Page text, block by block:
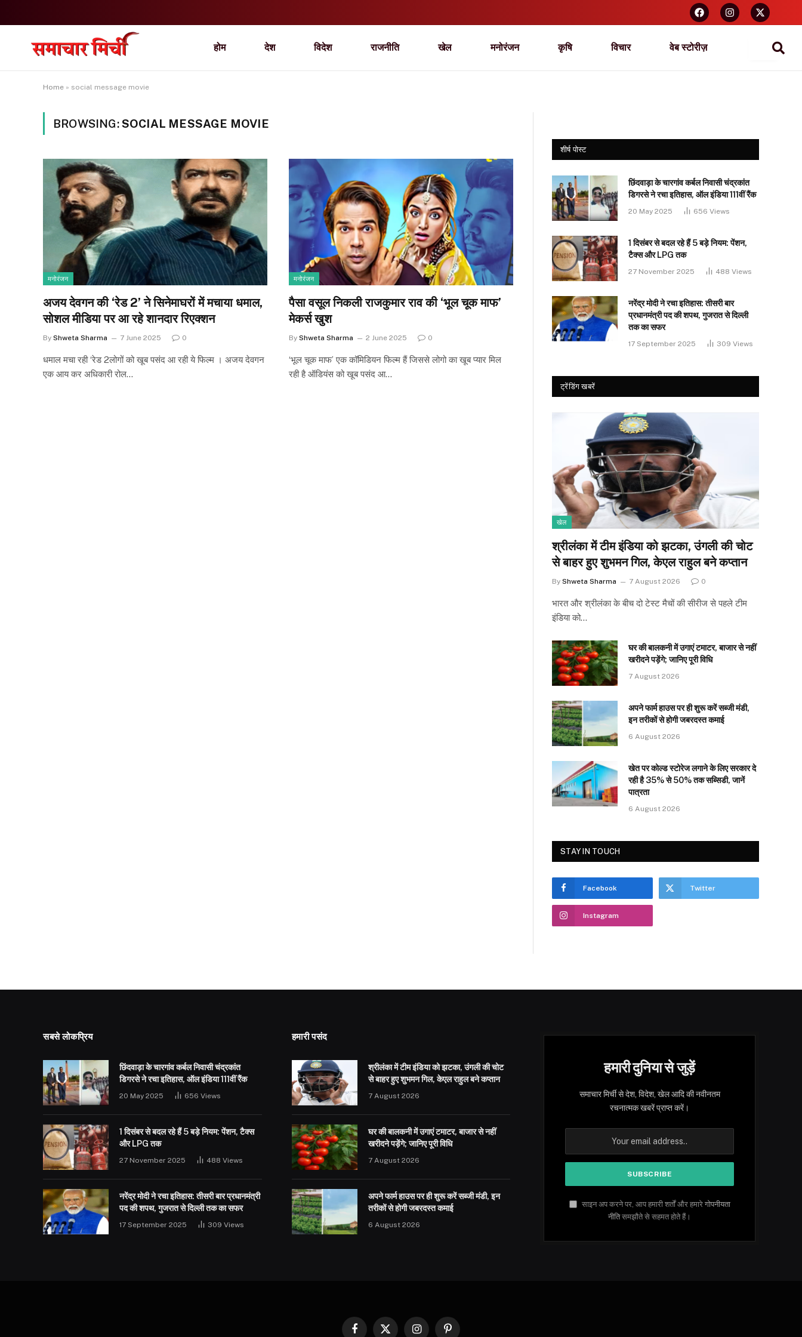
होम देश विदेश राजनीति खेल मनोरंजन कृषि विचार वेब स्टोरीज़
Home » social message movie
BROWSING:SOCIAL MESSAGE MOVIE
मनोरंजन
अजय देवगन की ‘रेड 2’ ने सिनेमाघरों में मचाया धमाल,
सोशल मीडिया पर आ रहे शानदार रिएक्शन
By Shweta Sharma 7 June 2025 0
धमाल मचा रही ‘रेड 2लोगों को खूब पसंद आ रही ये फिल्म । अजय देवगन
एक आय कर अधिकारी रोल…
मनोरंजन
पैसा वसूल निकली राजकुमार राव की ‘भूल चूक माफ’
मेकर्स खुश
By Shweta Sharma 2 June 2025 0
‘भूल चूक माफ’ एक कॉमिडियन फिल्म हैं जिससे लोगो का खूब प्यार मिल
रही है ऑडियंस को खूब पसंद आ…
शीर्ष पोस्ट
छिंदवाड़ा के चारगांव कर्बल निवासी चंद्रकांत
डिगरसे ने रचा इतिहास, ऑल इंडिया 111वीं रैंक
20 May 2025 656 Views
1 दिसंबर से बदल रहे हैं 5 बड़े नियम: पेंशन,
टैक्स और LPG तक
27 November 2025 488 Views
नरेंद्र मोदी ने रचा इतिहास: तीसरी बार
प्रधानमंत्री पद की शपथ, गुजरात से दिल्ली
तक का सफर
17 September 2025 309 Views
ट्रेंडिंग खबरें
खेल
श्रीलंका में टीम इंडिया को झटका, उंगली की चोट
से बाहर हुए शुभमन गिल, केएल राहुल बने कप्तान
By Shweta Sharma 7 August 2026 0
भारत और श्रीलंका के बीच दो टेस्ट मैचों की सीरीज से पहले टीम
इंडिया को…
घर की बालकनी में उगाएं टमाटर, बाजार से नहीं
खरीदने पड़ेंगे; जानिए पूरी विधि
7 August 2026
अपने फार्म हाउस पर ही शुरू करें सब्जी मंडी,
इन तरीकों से होगी जबरदस्त कमाई
6 August 2026
खेत पर कोल्ड स्टोरेज लगाने के लिए सरकार दे
रही है 35% से 50% तक सब्सिडी, जानें
पात्रता
6 August 2026
STAY IN TOUCH
Facebook Twitter
Instagram
सबसे लोकप्रिय
छिंदवाड़ा के चारगांव कर्बल निवासी चंद्रकांत
डिगरसे ने रचा इतिहास, ऑल इंडिया 111वीं रैंक
20 May 2025 656 Views
1 दिसंबर से बदल रहे हैं 5 बड़े नियम: पेंशन, टैक्स
और LPG तक
27 November 2025 488 Views
नरेंद्र मोदी ने रचा इतिहास: तीसरी बार प्रधानमंत्री
पद की शपथ, गुजरात से दिल्ली तक का सफर
17 September 2025 309 Views
हमारी पसंद
श्रीलंका में टीम इंडिया को झटका, उंगली की चोट
से बाहर हुए शुभमन गिल, केएल राहुल बने कप्तान
7 August 2026
घर की बालकनी में उगाएं टमाटर, बाजार से नहीं
खरीदने पड़ेंगे; जानिए पूरी विधि
7 August 2026
अपने फार्म हाउस पर ही शुरू करें सब्जी मंडी, इन
तरीकों से होगी जबरदस्त कमाई
6 August 2026
हमारी दुनिया से जुड़ें
समाचार मिर्ची से देश, विदेश, खेल आदि की नवीनतम
रचनात्मक खबरें प्राप्त करें।
साइन अप करने पर, आप हमारी शर्तों और हमारे गोपनीयता
नीतिसमझौते से सहमत होते हैं।
Facebook
X InstagramPinterest